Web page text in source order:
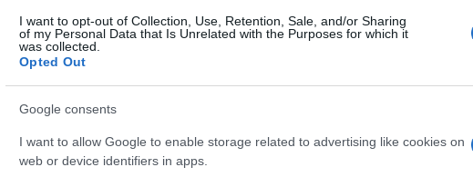
I want to opt-out of Collection, Use, Retention, Sale, and/or Sharing
of my Personal Data that Is Unrelated with the Purposes for which it
was collected.
Opted Out
Google consents
I want to allow Google to enable storage related to advertising like cookies on
web or device identifiers in apps.